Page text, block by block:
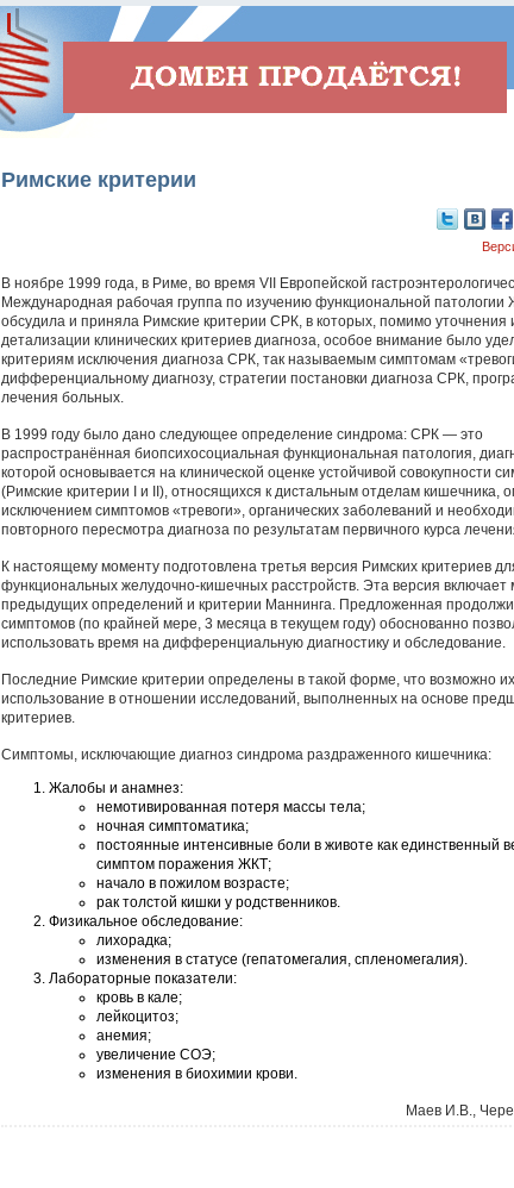
Римские критерии
В ноябре 1999 года, в Риме, во время VII Европейской
Международная рабочая группа по изучению функциональной патологии
обсудила и приняла Римские критерии СРК, в которых, помимо уточнения
детализации клинических критериев диагноза, особое внимание было
критериям исключения диагноза СРК, так называемым симптомам
дифференциальному диагнозу, стратегии постановки диагноза СРК,
лечения больных.
В 1999 году было дано следующее определение синдрома: СРК — это
распространённая биопсихосоциальная функциональная патология,
которой основывается на клинической оценке устойчивой совокупности
(Римские критерии I и II), относящихся к дистальным отделам кишечника,
исключением симптомов «тревоги», органических заболеваний и
повторного пересмотра диагноза по результатам первичного курса
К настоящему моменту подготовлена третья версия Римских критериев
функциональных желудочно-кишечных расстройств. Эта версия включает
предыдущих определений и критерии Маннинга. Предложенная
симптомов (по крайней мере, 3 месяца в текущем году) обоснованно
использовать время на дифференциальную диагностику и обследование.
Последние Римские критерии определены в такой форме, что возможно их
использование в отношении исследований, выполненных на основе
критериев.
Симптомы, исключающие диагноз синдрома раздраженного кишечника:
Жалобы и анамнез:
немотивированная потеря массы тела;
ночная симптоматика;
постоянные интенсивные боли в животе как единственный
симптом поражения ЖКТ;
начало в пожилом возрасте;
рак толстой кишки у родственников.
Физикальное обследование:
лихорадка;
изменения в статусе (гепатомегалия, спленомегалия).
Лабораторные показатели:
кровь в кале;
лейкоцитоз;
анемия;
увеличение СОЭ;
изменения в биохимии крови.
Maeв И.B.,